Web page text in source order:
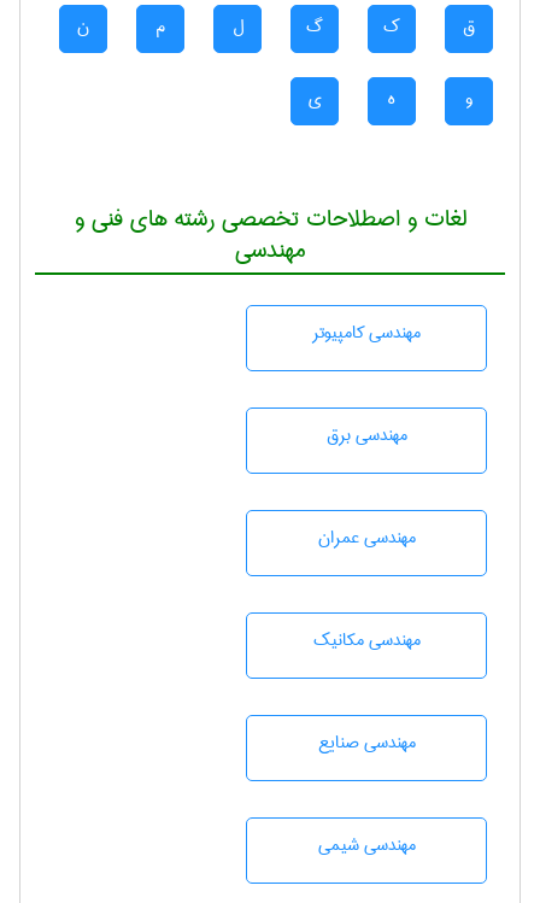
ق ک گ ل م ن
و ه ی
لغات و اصطلاحات تخصصی رشته های فنی و
مهندسی
مهندسی كامپيوتر
مهندسی برق
مهندسی عمران
مهندسی مکانیک
مهندسی صنايع
مهندسي شيمی